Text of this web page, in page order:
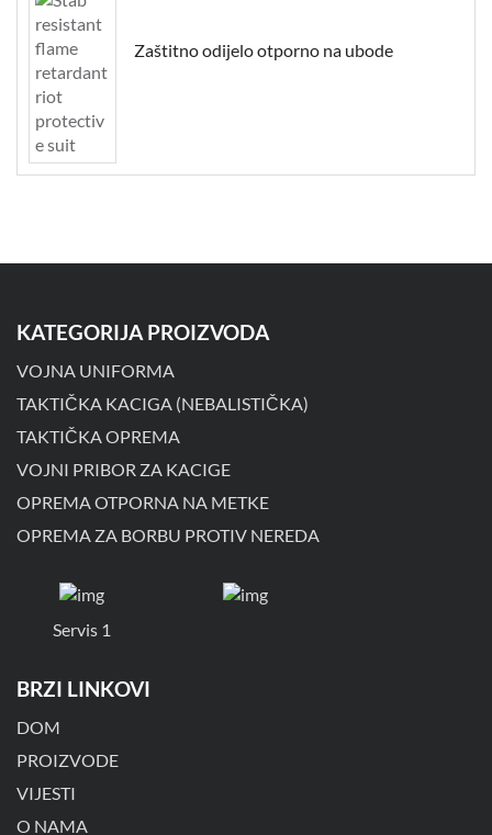
Zaštitno odijelo otporno na ubode
KATEGORIJA PROIZVODA
VOJNA UNIFORMA
TAKTIČKA KACIGA (NEBALISTIČKA)
TAKTIČKA OPREMA
VOJNI PRIBOR ZA KACIGE
OPREMA OTPORNA NA METKE
OPREMA ZA BORBU PROTIV NEREDA
Servis 1
BRZI LINKOVI
DOM
PROIZVODE
VIJESTI
O NAMA